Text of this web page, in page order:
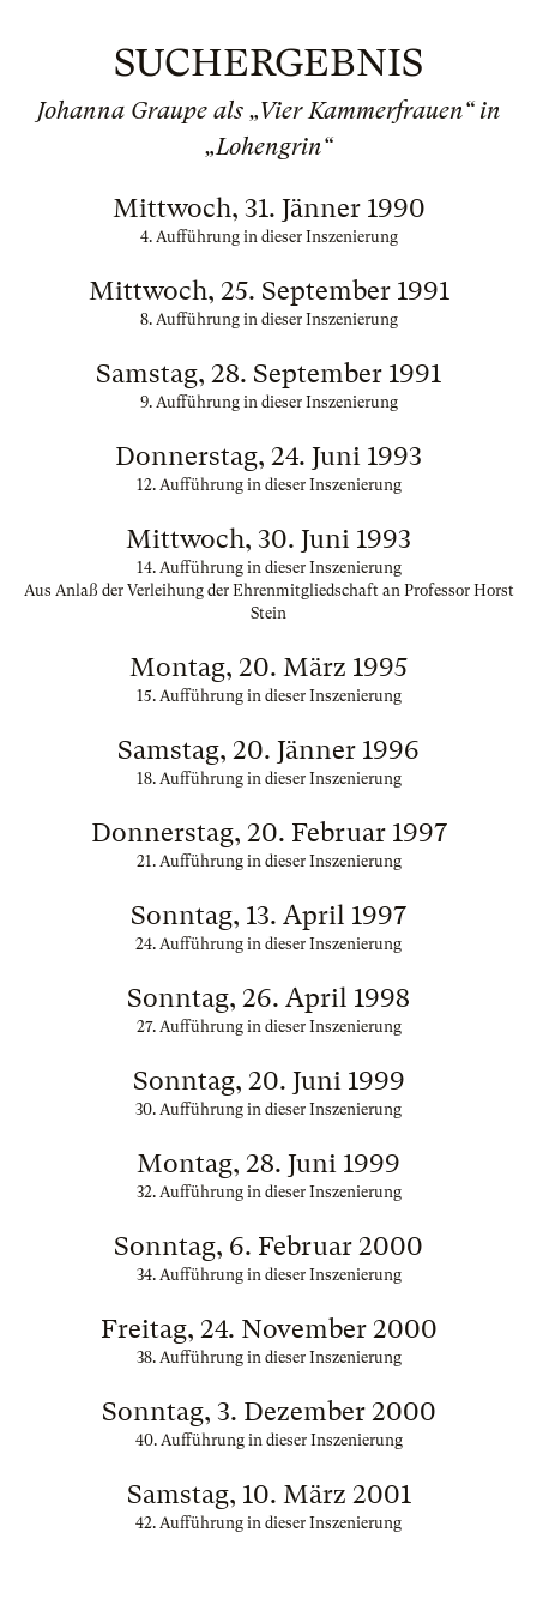
SUCHERGEBNIS
Johanna Graupe als „Vier Kammerfrauen“ in
„Lohengrin“
Mittwoch, 31. Jänner 1990
4. Aufführung in dieser Inszenierung
Mittwoch, 25. September 1991
8. Aufführung in dieser Inszenierung
Samstag, 28. September 1991
9. Aufführung in dieser Inszenierung
Donnerstag, 24. Juni 1993
12. Aufführung in dieser Inszenierung
Mittwoch, 30. Juni 1993
14. Aufführung in dieser Inszenierung
Aus Anlaß der Verleihung der Ehrenmitgliedschaft an Professor Horst
Stein
Montag, 20. März 1995
15. Aufführung in dieser Inszenierung
Samstag, 20. Jänner 1996
18. Aufführung in dieser Inszenierung
Donnerstag, 20. Februar 1997
21. Aufführung in dieser Inszenierung
Sonntag, 13. April 1997
24. Aufführung in dieser Inszenierung
Sonntag, 26. April 1998
27. Aufführung in dieser Inszenierung
Sonntag, 20. Juni 1999
30. Aufführung in dieser Inszenierung
Montag, 28. Juni 1999
32. Aufführung in dieser Inszenierung
Sonntag, 6. Februar 2000
34. Aufführung in dieser Inszenierung
Freitag, 24. November 2000
38. Aufführung in dieser Inszenierung
Sonntag, 3. Dezember 2000
40. Aufführung in dieser Inszenierung
Samstag, 10. März 2001
42. Aufführung in dieser Inszenierung